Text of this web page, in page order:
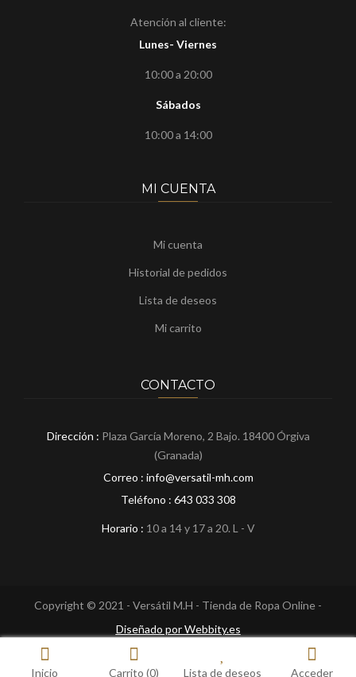
Atención al cliente:
Lunes- Viernes
10:00 a 20:00
Sábados
10:00 a 14:00
MI CUENTA
Mi cuenta
Historial de pedidos
Lista de deseos
Mi carrito
CONTACTO
Dirección : Plaza García Moreno, 2 Bajo. 18400 Órgiva
(Granada)
Correo : info@versatil-mh.com
Teléfono : 643 033 308
Horario : 10 a 14 y 17 a 20. L - V
Copyright © 2021 - Versátil M.H - Tienda de Ropa Online -
Diseñado por Webbity.es
Inicio Carrito (0) Lista de deseos Acceder